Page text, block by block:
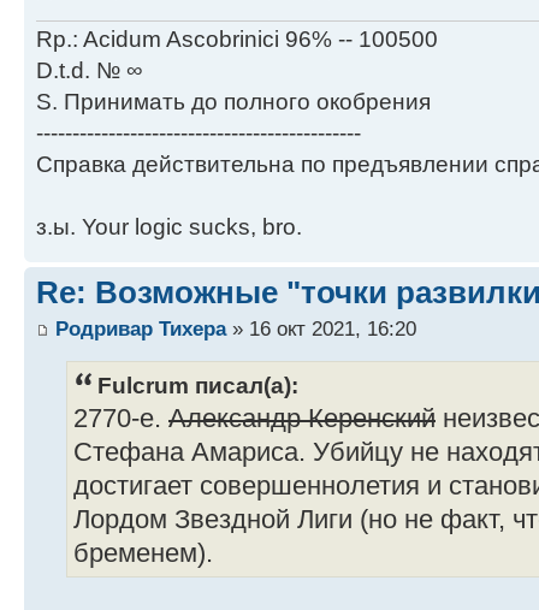
Rp.: Acidum Ascobrinici 96% -- 100500
D.t.d. № ∞
S. Принимать до полного окобрения
---------------------------------------------
Справка действительна по предъявлении
з.ы. Your logic sucks, bro.
Re: Возможные "точки
Родривар Тихера» 16 окт 2021, 16:20
Fulcrum писал(а):
2770-е. Александр Керенский
Стефана Амариса. Убийцу не
достигает совершеннолетия и
Лордом Звездной Лиги (но не факт,
бременем).